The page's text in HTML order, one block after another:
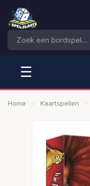
☰
Home Kaartspellen